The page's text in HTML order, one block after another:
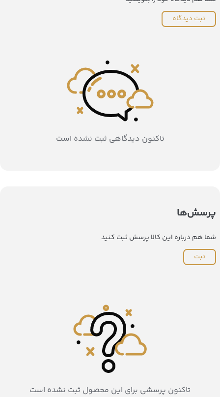
ثبت دیدگاه
تاکنون دیدگاهی ثبت نشده است
پرسش‌ها
شما هم درباره این کالا پرسش ثبت کنید
ثبت
تاکنون پرسشی برای این محصول ثبت نشده است